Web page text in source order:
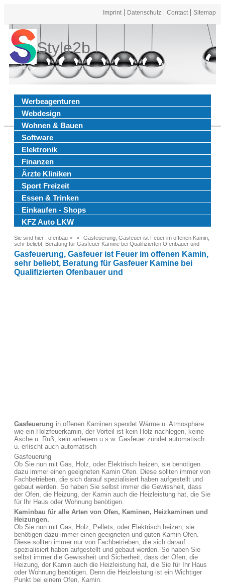
Imprint Datenschutz Contact Sitemap
Style2b
Werbeagenturen
Webdesign
Wohnen & Bauen
Software
Elektronik
Finanzen
Ärzte Kliniken
Sport Freizeit
Essen & Trinken
Einkaufen - Shops
KFZ Auto LKW
Sie sind hier : ofenbau >
Gasfeuerung, Gasfeuer ist Feuer im offenen Kamin,
sehr beliebt, Beratung für Gasfeuer Kamine bei Qualifizierten Ofenbauer und
Gasfeuerung, Gasfeuer ist Feuer im offenen Kamin,
sehr beliebt, Beratung für Gasfeuer Kamine bei
Qualifizierten Ofenbauer und
Gasfeuerung in offenen Kaminen spendet Wärme u. Atmosphäre
wie ein Holzfeuerkamin, der Vorteil ist kein Holz nachlegen, keine
Asche u .Ruß, kein anfeuern u.s.w. Gasfeuer zündet automatisch
u. erlischt auch automatisch
Gasfeuerung
Ob Sie nun mit Gas, Holz, oder Elektrisch heizen, sie benötigen
dazu immer einen geeigneten Kamin Ofen. Diese sollten immer von
Fachbetrieben, die sich darauf spezialisiert haben aufgestellt und
gebaut werden. So haben Sie selbst immer die Gewissheit, dass
der Ofen, die Heizung, der Kamin auch die Heizleistung hat, die Sie
für Ihr Haus oder Wohnung benötigen.
Kaminbau für alle Arten von Ofen, Kaminen, Heizkaminen und
Heizungen.
Ob Sie nun mit Gas, Holz, Pellets, oder Elektrisch heizen, sie
benötigen dazu immer einen geeigneten und guten Kamin Ofen.
Diese sollten immer nur von Fachbetrieben, die sich darauf
spezialisiert haben aufgestellt und gebaut werden. So haben Sie
selbst immer die Gewissheit und Sicherheit, dass der Ofen, die
Heizung, der Kamin auch die Heizleistung hat, die Sie für Ihr Haus
oder Wohnung benötigen. Denn die Heizleistung ist ein Wichtiger
Punkt bei einem Ofen, Kamin.